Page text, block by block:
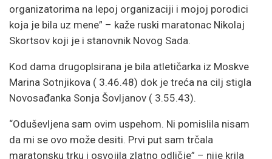
organizatorima na lepoj organizaciji i mojoj porodici
koja je bila uz mene” – kaže ruski maratonac Nikolaj
Skortsov koji je i stanovnik Novog Sada.
Kod dama drugoplsirana je bila atletičarka iz Moskve
Marina Sotnjikova ( 3.46.48) dok je treća na cilj stigla
Novosađanka Sonja Šovljanov ( 3.55.43).
“Oduševljena sam ovim uspehom. Ni pomislila nisam
da mi se ovo može desiti. Prvi put sam trčala
maratonsku trku i osvojila zlatno odličje” – nije krila